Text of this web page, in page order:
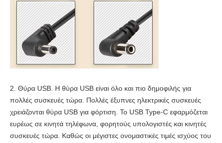
2. Θύρα USB. Η θύρα USB είναι όλο και πιο δημοφιλής για
πολλές συσκευές τώρα. Πολλές έξυπνες ηλεκτρικές συσκευές
χρειάζονται θύρα USB για φόρτιση. Το USB Type-C εφαρμόζεται
ευρέως σε κινητά τηλέφωνα, φορητούς υπολογιστές και κινητές
συσκευές τώρα. Καθώς οι μέγιστες ονομαστικές τιμές ισχύος του